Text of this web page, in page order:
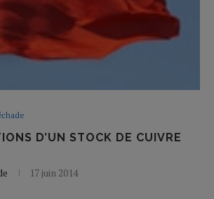
D’UN STOCK DE CUIVRE
17 juin 2014